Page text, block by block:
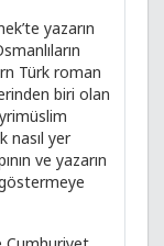
yazarın
Türk roman
biri olan
nasıl yer
ve yazarın
göstermeye